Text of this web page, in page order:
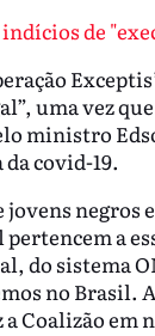
de
uma vez
ministro
covid-19.
negros
a
do sistema
no Brasil.
Coalizão em